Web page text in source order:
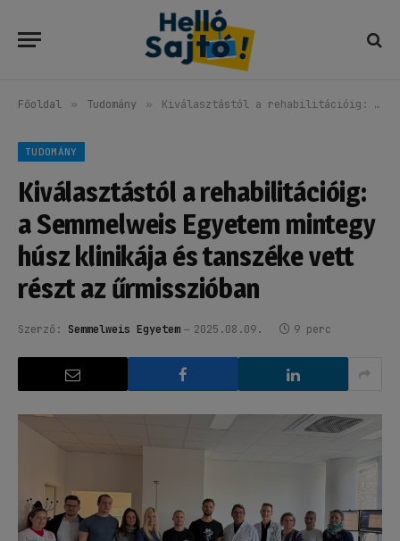
Főoldal » Tudomány » Kiválasztástól a rehabilitációig: a Semmelweis Egyetem mintegy húsz klinikája és tanszéke vett részt az űrmisszióban
TUDOMÁNY
Kiválasztástól a rehabilitációig:
a Semmelweis Egyetem mintegy
húsz klinikája és tanszéke vett
részt az űrmisszióban
Szerző: Semmelweis Egyetem 2025.08.09. 9 perc